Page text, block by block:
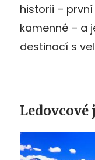
historii –
kamenné – a
destinací s
Ledovcové